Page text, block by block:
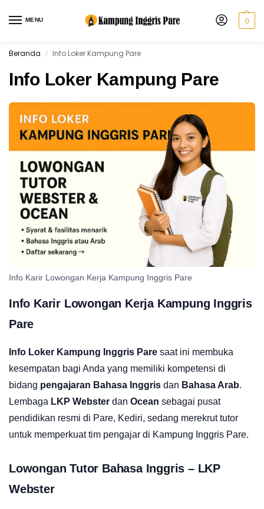
MENU 0
Beranda / Info Loker Kampung Pare
Info Loker Kampung Pare
Info Karir Lowongan Kerja Kampung Inggris Pare
Info Karir Lowongan Kerja Kampung Inggris
Pare
Info Loker Kampung Inggris Pare saat ini membuka
kesempatan bagi Anda yang memiliki kompetensi di
bidang pengajaran Bahasa Inggris dan Bahasa Arab.
Lembaga LKP Webster dan Ocean sebagai pusat
pendidikan resmi di Pare, Kediri, sedang merekrut tutor
untuk memperkuat tim pengajar di Kampung Inggris Pare.
Lowongan Tutor Bahasa Inggris – LKP
Webster